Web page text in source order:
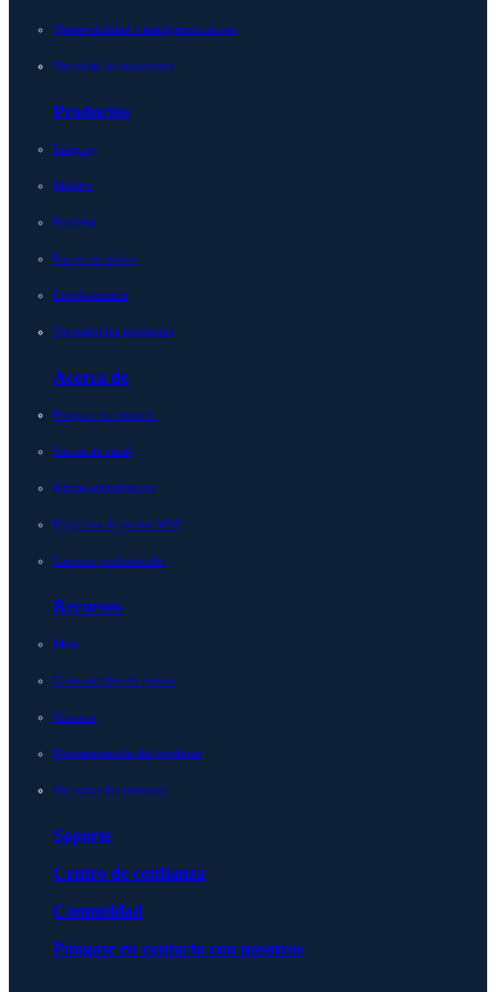
Observabilidad e inteligencia de red
Ver todas las soluciones
Productos
Integrity
Micetro
Periferia
Puerta de enlace
LiveAssurance
Ver todos los productos
Acerca de
Póngase en contacto
Socios de canal
Socios tecnológicos
Programa de socios MSP
Carreras profesionales
Recursos
Blog
Comunicados de prensa
Glosario
Documentación del producto
Ver todos los recursos
Soporte
Centro de confianza
Comunidad
Póngase en contacto con nosotros